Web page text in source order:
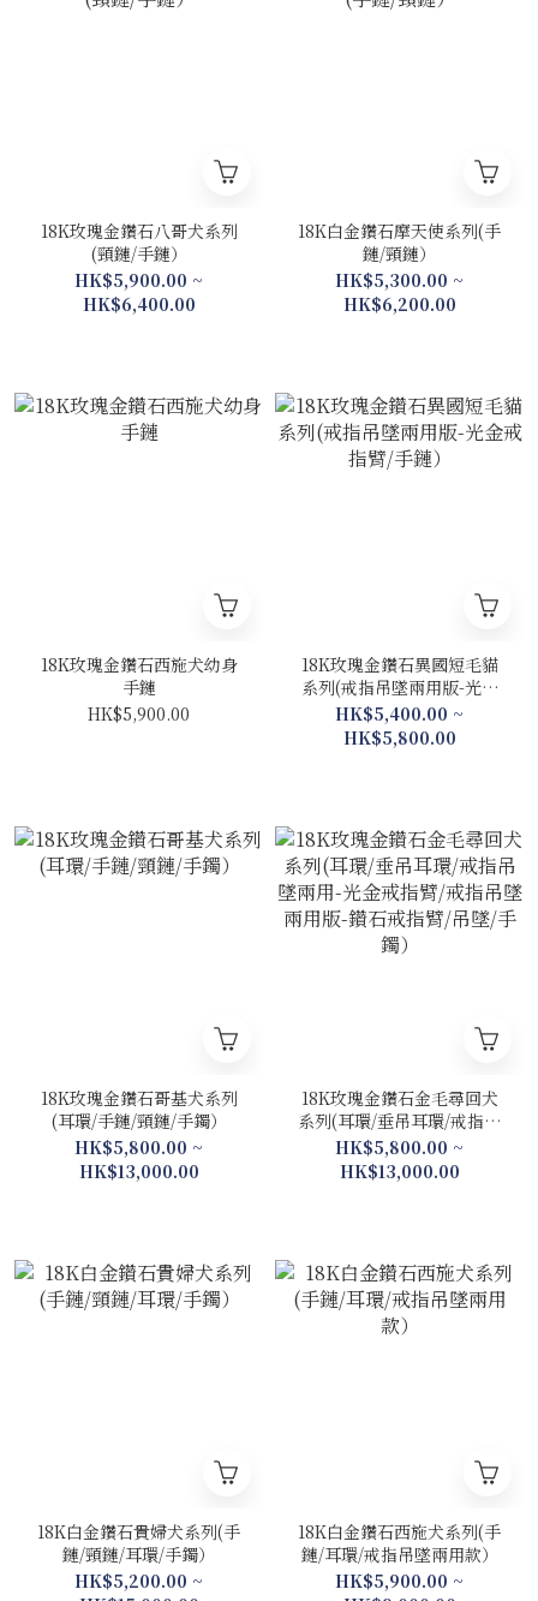
18K玫瑰金鑽石八哥犬系列
(頸鏈/手鏈）
HK$5,900.00 ~
HK$6,400.00
18K白金鑽石摩天使系列(手
鏈/頸鏈）
HK$5,300.00 ~
HK$6,200.00
18K玫瑰金鑽石西施犬幼身
手鏈
HK$5,900.00
18K玫瑰金鑽石異國短毛貓
系列(戒指吊墜兩用版-光金
戒指臂/手鏈）
HK$5,400.00 ~
HK$5,800.00
18K玫瑰金鑽石哥基犬系列
(耳環/手鏈/頸鏈/手鐲）
HK$5,800.00 ~
HK$13,000.00
18K玫瑰金鑽石金毛尋回犬
系列(耳環/垂吊耳環/戒指吊
墜兩用-光金戒指臂/戒指吊
墜兩用版-鑽石戒指臂/吊墜/
手鐲）
HK$5,800.00 ~
HK$13,000.00
18K白金鑽石貴婦犬系列(手
鏈/頸鏈/耳環/手鐲）
HK$5,200.00 ~
18K白金鑽石西施犬系列(手
鏈/耳環/戒指吊墜兩用款）
HK$5,900.00 ~